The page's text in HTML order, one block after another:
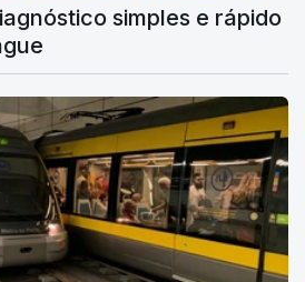
simples e rápido